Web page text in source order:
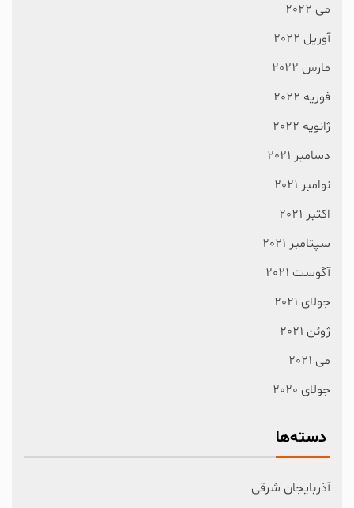
می 2022
آوریل 2022
مارس 2022
فوریه 2022
ژانویه 2022
دسامبر 2021
نوامبر 2021
اکتبر 2021
سپتامبر 2021
آگوست 2021
جولای 2021
ژوئن 2021
می 2021
جولای 2020
دسته‌ها
آذربایجان شرقی